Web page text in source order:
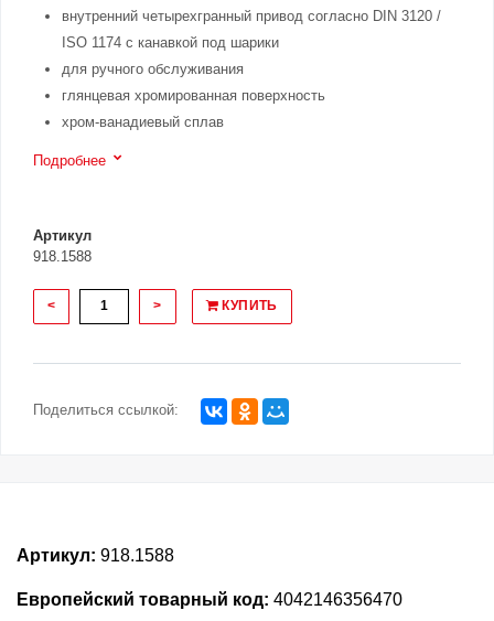
внутренний четырехгранный привод согласно DIN 3120 /
ISO 1174 с канавкой под шарики
для ручного обслуживания
глянцевая хромированная поверхность
хром-ванадиевый сплав
Подробнее
Артикул
918.1588
< > КУПИТЬ
Поделиться ссылкой:
Артикул: 918.1588
Европейский товарный код: 4042146356470